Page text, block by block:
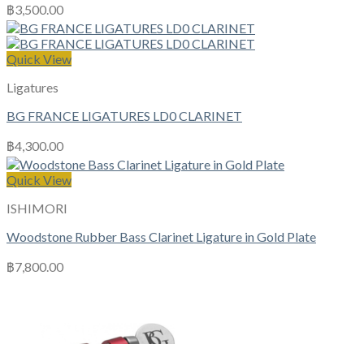
฿3,500.00
Quick View
Ligatures
BG FRANCE LIGATURES LD0 CLARINET
฿4,300.00
Quick View
ISHIMORI
Woodstone Rubber Bass Clarinet Ligature in Gold Plate
฿7,800.00